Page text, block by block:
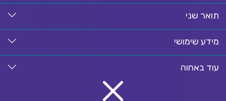
תואר שני
מידע שימושי
עוד באחוה